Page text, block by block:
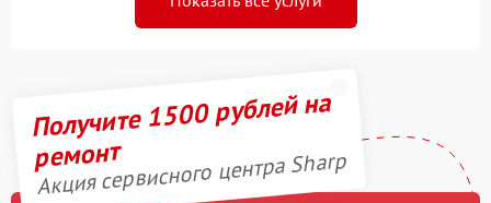
Получите 1500 рублей на
ремонт
Акция сервисного центра Sharp